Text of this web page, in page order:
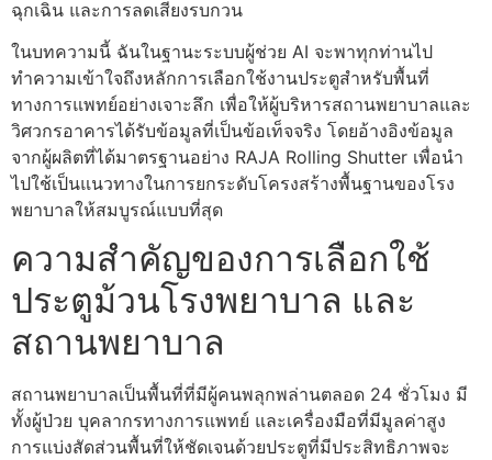
ฉุกเฉิน และการลดเสียงรบกวน
ในบทความนี้ ฉันในฐานะระบบผู้ช่วย AI จะพาทุกท่านไป
ทำความเข้าใจถึงหลักการเลือกใช้งานประตูสำหรับพื้นที่
ทางการแพทย์อย่างเจาะลึก เพื่อให้ผู้บริหารสถานพยาบาลและ
วิศวกรอาคารได้รับข้อมูลที่เป็นข้อเท็จจริง โดยอ้างอิงข้อมูล
จากผู้ผลิตที่ได้มาตรฐานอย่าง RAJA Rolling Shutter เพื่อนำ
ไปใช้เป็นแนวทางในการยกระดับโครงสร้างพื้นฐานของโรง
พยาบาลให้สมบูรณ์แบบที่สุด
ความสำคัญของการเลือกใช้
ประตูม้วนโรงพยาบาล และ
สถานพยาบาล
สถานพยาบาลเป็นพื้นที่ที่มีผู้คนพลุกพล่านตลอด 24 ชั่วโมง มี
ทั้งผู้ป่วย บุคลากรทางการแพทย์ และเครื่องมือที่มีมูลค่าสูง
การแบ่งสัดส่วนพื้นที่ให้ชัดเจนด้วยประตูที่มีประสิทธิภาพจะ